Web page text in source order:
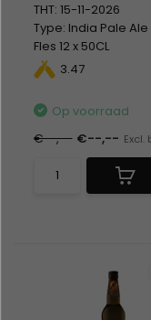
THT: 15-11-2026
Type: India Pale Ale
Fles 12 x 50CL
Alc %: 7,00
3.47
Op voorraad
€--,-- €--,-- Excl.